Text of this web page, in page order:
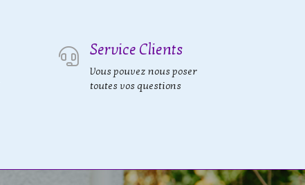
Service Clients
Vous pouvez nous poser
toutes vos questions